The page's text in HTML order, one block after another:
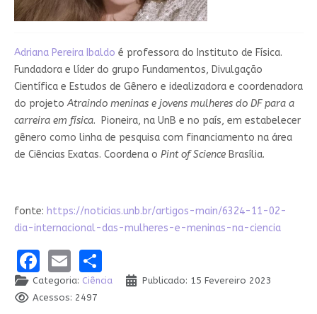
Adriana Pereira Ibaldo é professora do Instituto de Física.
Fundadora e líder do grupo Fundamentos, Divulgação
Científica e Estudos de Gênero e idealizadora e coordenadora
do projetoAtraindo meninas e jovens mulheres do DF para a
carreira em física. Pioneira, na UnB e no país, em estabelecer
gênero como linha de pesquisa com financiamento na área
de Ciências Exatas. Coordena o Pint of ScienceBrasília.
fonte: https://noticias.unb.br/artigos-main/6324-11-02-
dia-internacional-das-mulheres-e-meninas-na-ciencia
Facebook
EmailShare
Categoria: Ciência
Publicado: 15 Fevereiro 2023
Acessos: 2497